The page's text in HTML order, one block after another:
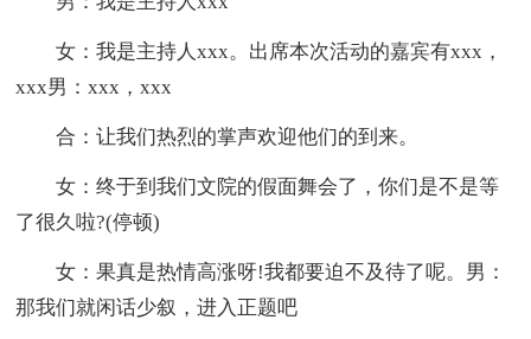
女：我是主持人xxx。出席本次活动的嘉宾有xxx，
xxx男：xxx，xxx
合：让我们热烈的掌声欢迎他们的到来。
女：终于到我们文院的假面舞会了，你们是不是等
了很久啦?(停顿)
女：果真是热情高涨呀!我都要迫不及待了呢。男：
那我们就闲话少叙，进入正题吧